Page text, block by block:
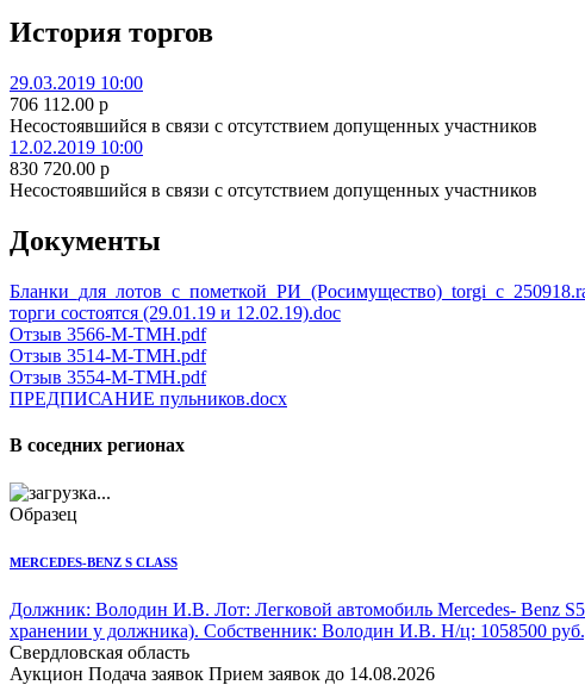
История торгов
29.03.2019 10:00
706 112.00 p
Несостоявшийся в связи с отсутствием допущенных участников
12.02.2019 10:00
830 720.00 p
Несостоявшийся в связи с отсутствием допущенных участников
Документы
торги состоятся (29.01.19 и 12.02.19).doc
Отзыв 3566-М-ТМН.pdf
Отзыв 3514-М-ТМН.pdf
Отзыв 3554-М-ТМН.pdf
ПРЕДПИСАНИЕ пульников.docx
В соседних регионах
Образец
MERCEDES-BENZ S CLASS
Должник: Володин И.В. Лот: Легковой автомобиль Mercedes- Benz
хранении у должника). Собственник: Володин И.В. Н/ц: 1058500
Свердловская область
Аукцион Подача заявок Прием заявок до 14.08.2026